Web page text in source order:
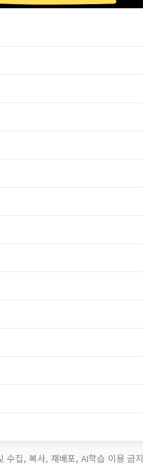
수집, 복사, 재배포, AI학습 이용 금지